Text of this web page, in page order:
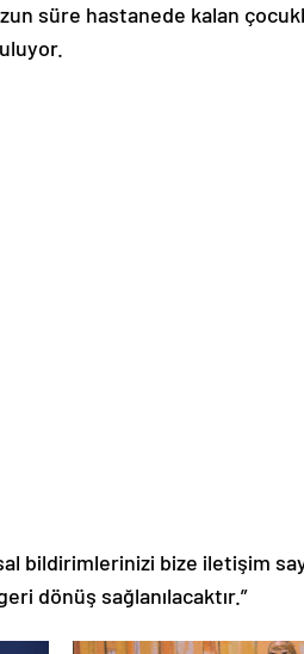
süre hastanede kalan
bildirimlerinizi bize iletişim
dönüş sağlanılacaktır.”